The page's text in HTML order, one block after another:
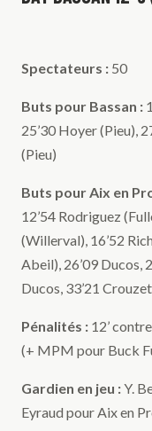
Spectateurs : 50
Buts pour Bassan :
25’30 Hoyer (Pieu),
(Pieu)
Buts pour Aix en
12’54 Rodriguez
(Willerval), 16’52
Abeil), 26’09 Ducos,
Ducos, 33’21
Pénalités : 12’
(+ MPM pour Buck
Gardien en jeu :Y.
Eyraud pour Aix en